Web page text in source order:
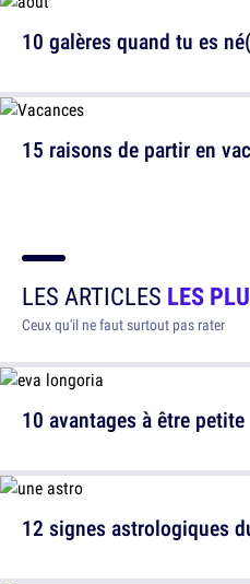
10 galères quand tu es
15 raisons de partir en
LES ARTICLES LES
Ceux qu'il ne faut surtout pas rater
10 avantages à être petite
12 signes astrologiques